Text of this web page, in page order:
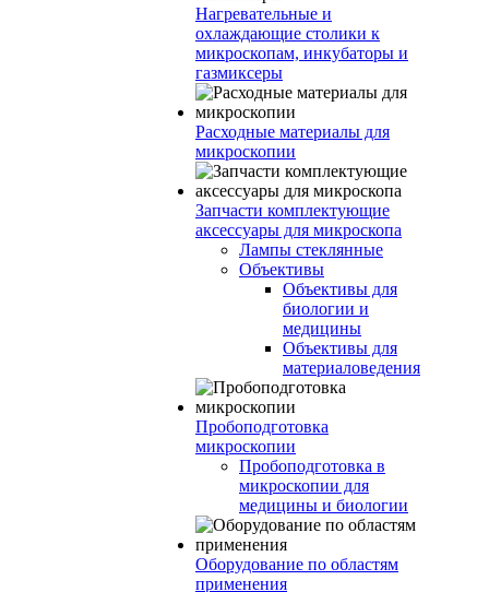
Нагревательные и
охлаждающие столики к
микроскопам, инкубаторы и
газмиксеры
Расходные материалы для
микроскопии
Запчасти комплектующие
аксессуары для микроскопа
Лампы стеклянные
Объективы
Объективы для
биологии и
медицины
Объективы для
материаловедения
Пробоподготовка
микроскопии
Пробоподготовка в
микроскопии для
медицины и биологии
Оборудование по областям
применения